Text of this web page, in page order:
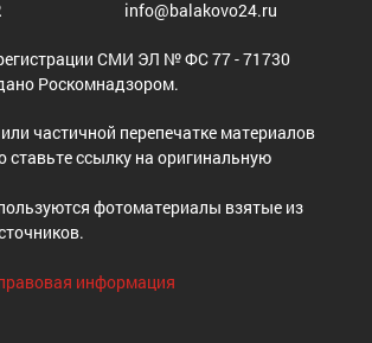
info@balakovo24.ru
СМИ ЭЛ № ФС 77 - 71730
Роскомнадзором.
частичной перепечатке материалов
ставьте ссылку на оригинальную
фотоматериалы взятые из
информация